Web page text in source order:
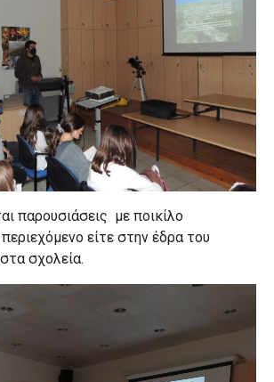
παρουσιάσεις με ποικίλο
είτε στην έδρα του
σχολεία.